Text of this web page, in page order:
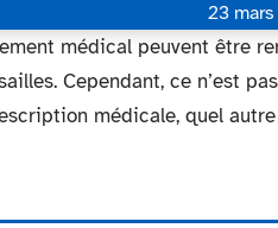
23
médical peuvent être
Cependant, ce n’est
médicale, quel